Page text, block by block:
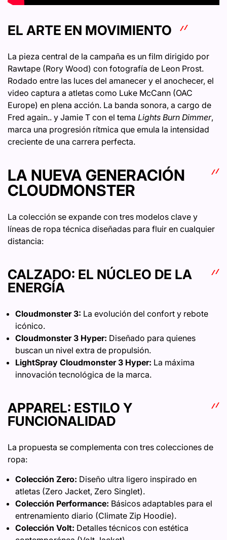
EL ARTE EN MOVIMIENTO
La pieza central de la campaña es un film dirigido por
Rawtape (Rory Wood) con fotografía de Leon Prost.
Rodado entre las luces del amanecer y el anochecer, el
video captura a atletas como Luke McCann (OAC
Europe) en plena acción. La banda sonora, a cargo de
Fred again.. y Jamie T con el tema Lights Burn Dimmer,
marca una progresión rítmica que emula la intensidad
creciente de una carrera perfecta.
LA NUEVA GENERACIÓN
CLOUDMONSTER
La colección se expande con tres modelos clave y
líneas de ropa técnica diseñadas para fluir en cualquier
distancia:
CALZADO: EL NÚCLEO DE LA
ENERGÍA
Cloudmonster 3: La evolución del confort y rebote
icónico.
Cloudmonster 3 Hyper: Diseñado para quienes
buscan un nivel extra de propulsión.
LightSpray Cloudmonster 3 Hyper: La máxima
innovación tecnológica de la marca.
APPAREL: ESTILO Y
FUNCIONALIDAD
La propuesta se complementa con tres colecciones de
ropa:
Colección Zero: Diseño ultra ligero inspirado en
atletas (Zero Jacket, Zero Singlet).
Colección Performance: Básicos adaptables para el
entrenamiento diario (Climate Zip Hoodie).
Colección Volt: Detalles técnicos con estética